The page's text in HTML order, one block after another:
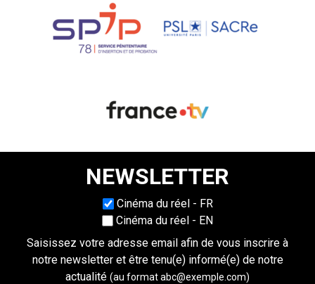
NEWSLETTER
Choisissez une langueCinéma du réel - FR
Cinéma du réel - EN
Saisissez votre adresse email afin de vous inscrire à
notre newsletter et être tenu(e) informé(e) de notre
actualité (au format abc@exemple.com)